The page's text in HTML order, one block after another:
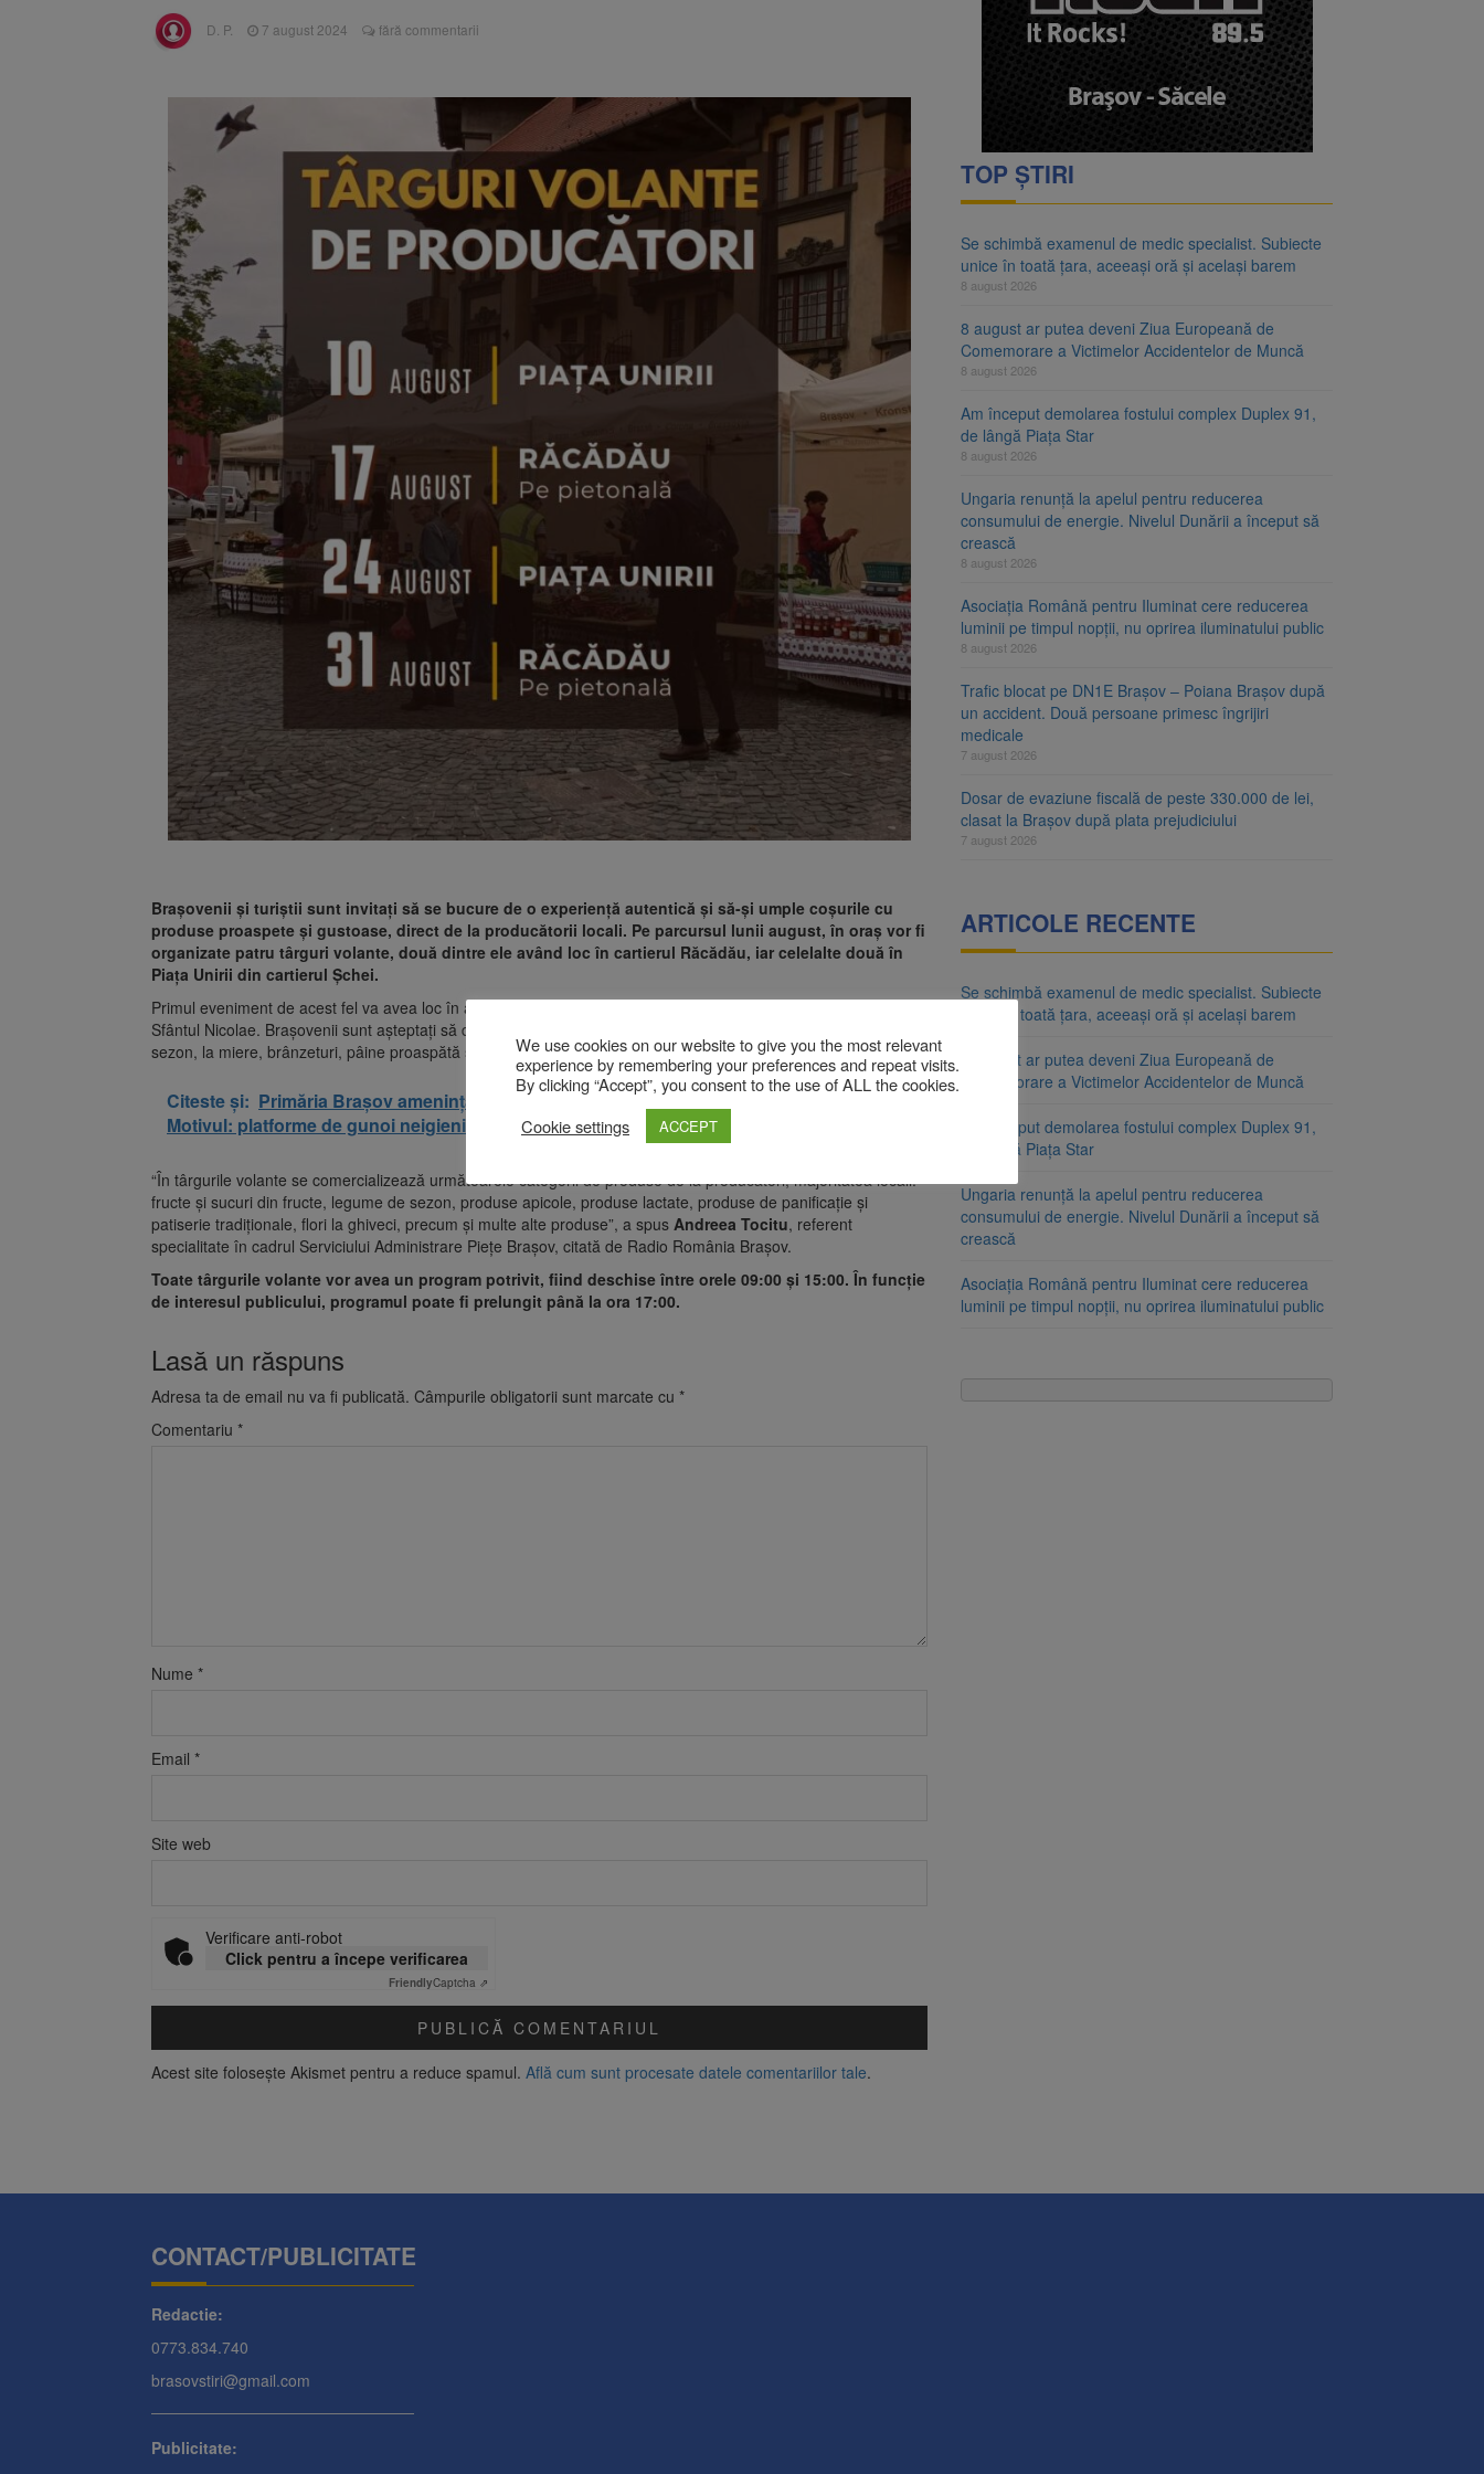
Trafic blocat pe DN1E Brașov – Poiana Brașov după un accident. Două persoane primesc îngrijiri
medicale
Se schimbă examenul de medic specialist. Subiecte unice în toată țara, aceeași oră și același barem
D. P. 7 august 2024 fără commentarii
Brașovenii și turiștii sunt invitați să se bucure de o experiență autentică și să-și umple coșurile cu
produse proaspete și gustoase, direct de la producătorii locali. Pe parcursul lunii august, în oraș vor fi
organizate patru târguri volante, două dintre ele având loc în cartierul Răcădău, iar celelalte două în
Piața Unirii din cartierul Șchei.
Primul eveniment de acest fel va avea loc în această sâmbătă, 10 august, în Piața Unirii, vis-a-vis de biserica
Sfântul Nicolae. Brașovenii sunt așteptați să descopere o gamă variată de produse, de la fructe și legume de
sezon, la miere, brânzeturi, pâine proaspătă și flori la ghiveci.
Citeste și: Primăria Brașov amenință cu sistarea plăților către Brai-Cata și Comprest.
Motivul: platforme de gunoi neigienizate
“În târgurile volante se comercializează următoarele categorii de produse de la producători, majoritatea locali:
fructe și sucuri din fructe, legume de sezon, produse apicole, produse lactate, produse de panificație și
patiserie tradiționale, flori la ghiveci, precum și multe alte produse”, a spus Andreea Tocitu, referent
specialitate în cadrul Serviciului Administrare Piețe Brașov, citată de Radio România Brașov.
Toate târgurile volante vor avea un program potrivit, fiind deschise între orele 09:00 și 15:00. În funcție
de interesul publicului, programul poate fi prelungit până la ora 17:00.
Lasă un răspuns
Adresa ta de email nu va fi publicată. Câmpurile obligatorii sunt marcate cu *
Comentariu *
Nume *
Email *
Site web
Verificare anti-robot
Click pentru a începe verificarea
FriendlyCaptcha ⇗
Acest site folosește Akismet pentru a reduce spamul. Află cum sunt procesate datele comentariilor tale.
TOP ȘTIRI
Se schimbă examenul de medic specialist. Subiecte
unice în toată țara, aceeași oră și același barem
8 august 2026
8 august ar putea deveni Ziua Europeană de
Comemorare a Victimelor Accidentelor de Muncă
8 august 2026
Am început demolarea fostului complex Duplex 91,
de lângă Piața Star
8 august 2026
Ungaria renunță la apelul pentru reducerea
consumului de energie. Nivelul Dunării a început să
crească
8 august 2026
Asociația Română pentru Iluminat cere reducerea
luminii pe timpul nopții, nu oprirea iluminatului public
8 august 2026
Trafic blocat pe DN1E Brașov – Poiana Brașov după
un accident. Două persoane primesc îngrijiri
medicale
7 august 2026
Dosar de evaziune fiscală de peste 330.000 de lei,
clasat la Brașov după plata prejudiciului
7 august 2026
ARTICOLE RECENTE
Se schimbă examenul de medic specialist. Subiecte
unice în toată țara, aceeași oră și același barem
8 august ar putea deveni Ziua Europeană de
Comemorare a Victimelor Accidentelor de Muncă
Am început demolarea fostului complex Duplex 91,
de lângă Piața Star
Ungaria renunță la apelul pentru reducerea
consumului de energie. Nivelul Dunării a început să
crească
Asociația Română pentru Iluminat cere reducerea
luminii pe timpul nopții, nu oprirea iluminatului public
CONTACT/PUBLICITATE
Redactie:
0773.834.740
brasovstiri@gmail.com
Publicitate:
We use cookies on our website to give you the most relevant
experience by remembering your preferences and repeat visits.
By clicking “Accept”, you consent to the use of ALL the cookies.
Cookie settings
ACCEPT